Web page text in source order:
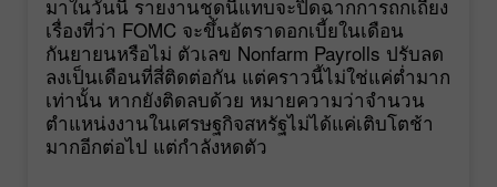
มาในวันนี้ รายงานชุดนี้แทบจะปิดฉากการถกเถียง
เรื่องที่ว่า FOMC จะขึ้นอัตราดอกเบี้ยในเดือน
กันยายนหรือไม่ ตัวเลข Nonfarm Payrolls ปรับลด
ลงเป็นเดือนที่สี่ติดต่อกัน แต่คราวนี้ไม่ใช่แค่ต่ำมาก
เท่านั้น หากยังติดลบด้วย หมายความว่าจำนวน
ตำแหน่งงานในเศรษฐกิจสหรัฐไม่ได้แค่เติบโตช้า
มากอีกต่อไป แต่กำลังหดตัว